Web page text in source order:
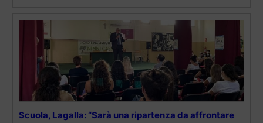
Scuola, Lagalla: “Sarà una ripartenza da affrontare